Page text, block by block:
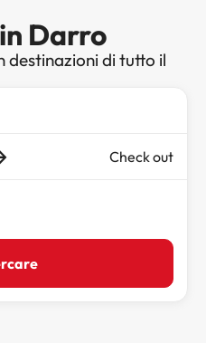
Darro
destinazioni di tutto il
Check out